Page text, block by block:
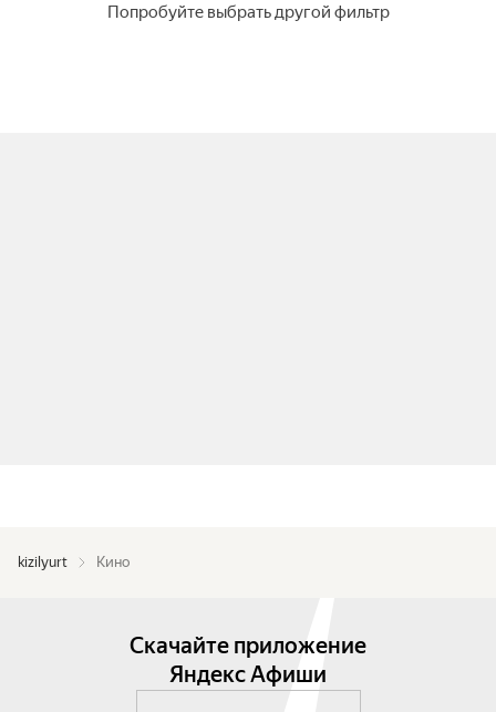
Попробуйте выбрать другой фильтр
kizilyurt Кино
Скачайте приложение
Яндекс Афиши